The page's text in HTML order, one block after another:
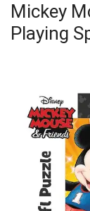
Mickey
Playing